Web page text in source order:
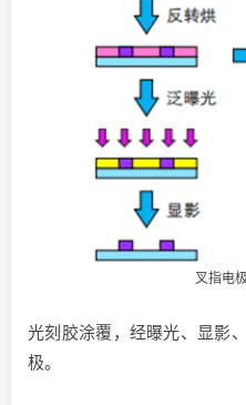
叉指电
光刻胶涂覆，经曝光、显影
极。